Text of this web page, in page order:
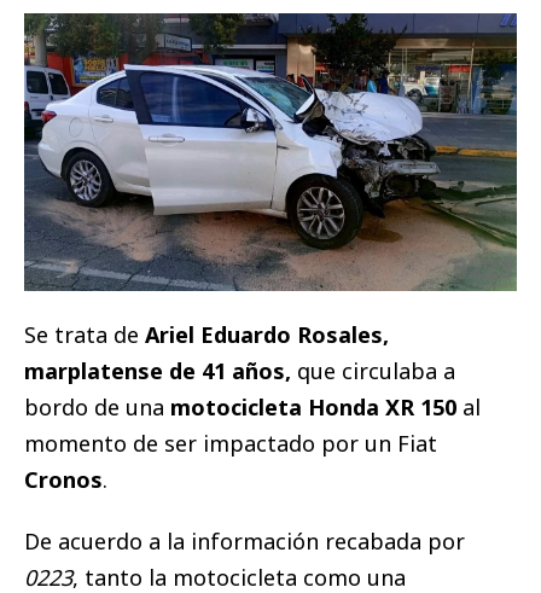
Se trata de Ariel Eduardo Rosales,
marplatense de 41 años, que circulaba a
bordo de una motocicleta Honda XR 150 al
momento de ser impactado por un Fiat
Cronos.
De acuerdo a la información recabada por
0223, tanto la motocicleta como una